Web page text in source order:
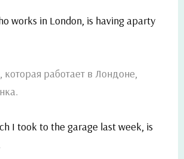
works in London, is having aparty
работает в Лондоне,
I took to the garage last week, is